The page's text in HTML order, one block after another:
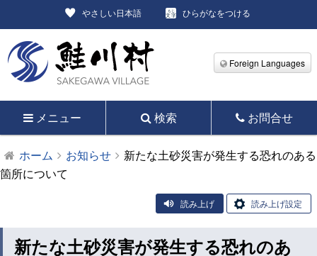
やさしい日本語 ひらがなをつける
Foreign Languages
メニュー 検索 お問合せ
ホーム お知らせ
新たな土砂災害が発生する恐れのある
箇所について
読み上げ 読み上げ設定
新たな土砂災害が発生する恐れのあ